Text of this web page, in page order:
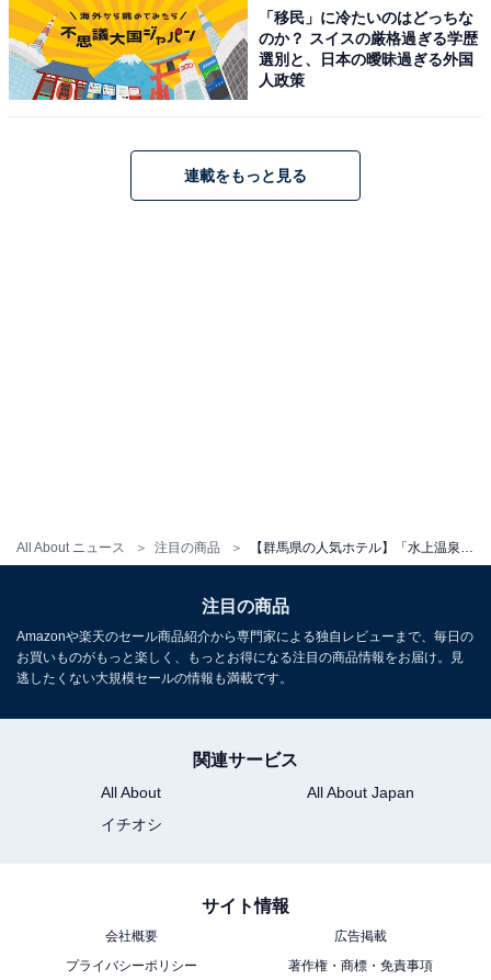
All About ニュース 注目の商品
開放的な露天風呂が心地よい
谷川岳の観光に最適な立地です
アクセス・料金・宿泊情報は？
アクセス
・関越道水上ICより車5分
・JR上越線水上駅より徒歩15分
・JR上毛高原駅及びJR水上駅と宿の間で送迎バスあり
大人1名：1万3200円～
※料金は公式Webサイト参考価格 ​​​​​​
「移民」に冷たいのはどっちな
のか？ スイスの厳格過ぎる学歴
選別と、日本の曖昧過ぎる外国
人政策
連載をもっと見る
注目の商品
Amazonや楽天のセール商品紹介から専門家による独自レビューまで、毎日の
お買いものがもっと楽しく、もっとお得になる注目の商品情報をお届け。見
逃したくない大規模セールの情報も満載です。
関連サービス
All About
All About Japan
イチオシ
サイト情報
会社概要
広告掲載
プライバシーポリシー
著作権・商標・免責事項